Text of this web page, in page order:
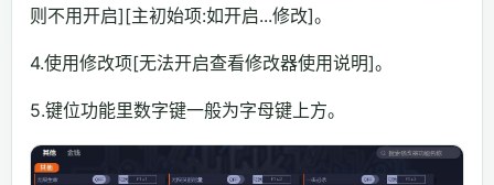
则不用开启][主初始项:如开启...修改]。
4.使用修改项[无法开启查看修改器使用说明]。
5.键位功能里数字键一般为字母键上方。